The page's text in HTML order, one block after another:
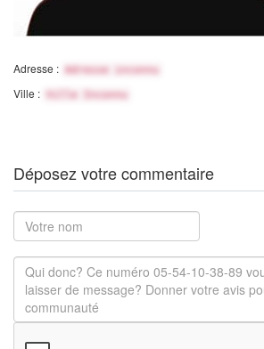
Adresse : Adresse inconnu
Ville : Ville Inconnu
Déposez votre commentaire